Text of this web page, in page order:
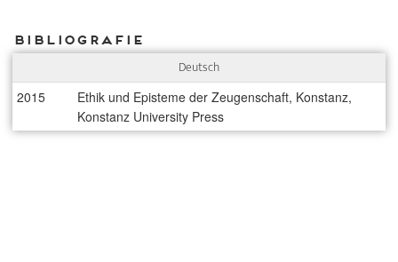
Bibliografie
Deutsch
2015
Ethik und Episteme der Zeugenschaft, Konstanz,
Konstanz University Press